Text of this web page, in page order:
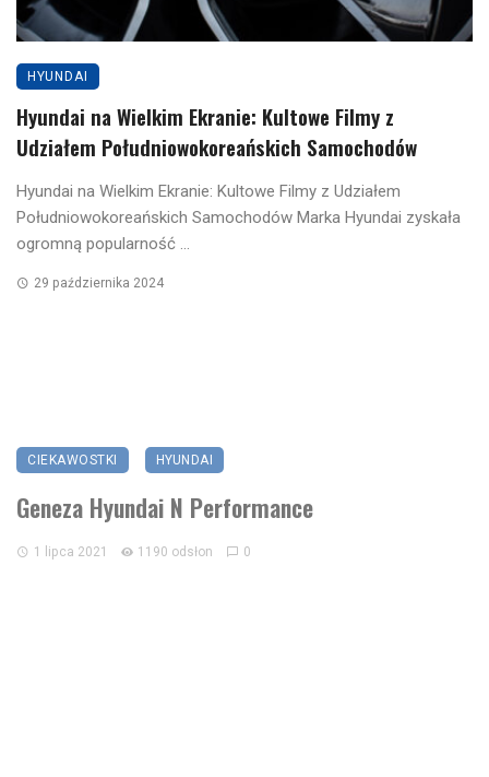
HYUNDAI
Hyundai na Wielkim Ekranie: Kultowe Filmy z
Udziałem Południowokoreańskich Samochodów
Hyundai na Wielkim Ekranie: Kultowe Filmy z Udziałem
Południowokoreańskich Samochodów Marka Hyundai zyskała
ogromną popularność ...
29 października 2024
CIEKAWOSTKI HYUNDAI
Geneza Hyundai N Performance
1 lipca 2021 1190 odsłon 0